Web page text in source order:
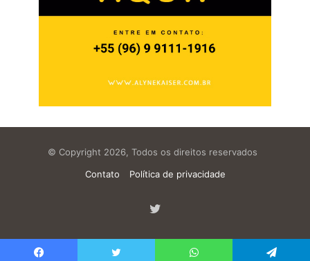
© Copyright 2026, Todos os direitos reservados
Contato
Política de privacidade
Twitter